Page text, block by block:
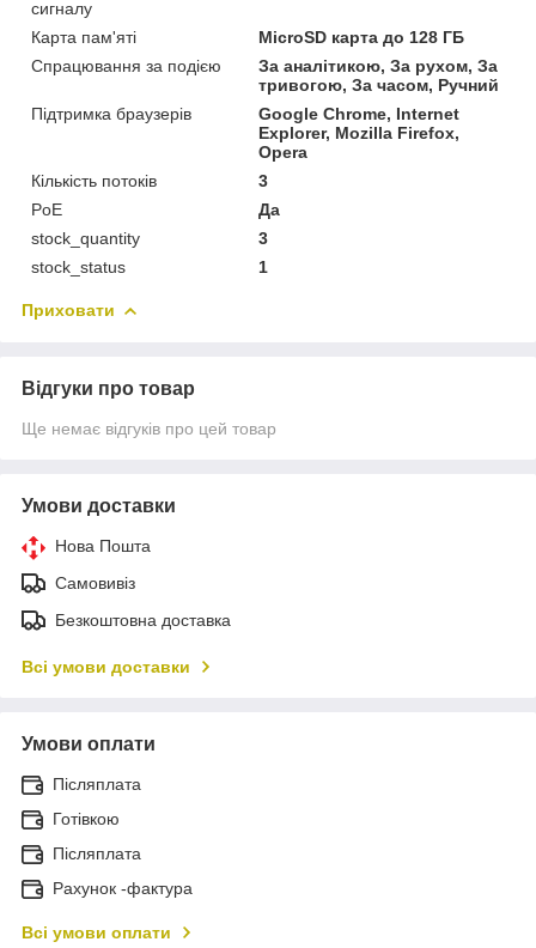
сигналу
Карта пам'яті
MicroSD карта до 128 ГБ
Спрацювання за подією
За аналітикою, За рухом, За
тривогою, За часом, Ручний
Підтримка браузерів
Google Chrome, Internet
Explorer, Mozilla Firefox,
Opera
Кількість потоків
3
PoE
Да
stock_quantity
3
stock_status
1
Приховати
Відгуки про товар
Ще немає відгуків про цей товар
Умови доставки
Нова Пошта
Самовивіз
Безкоштовна доставка
Всі умови доставки
Умови оплати
Післяплата
Готівкою
Післяплата
Рахунок -фактура
Всі умови оплати